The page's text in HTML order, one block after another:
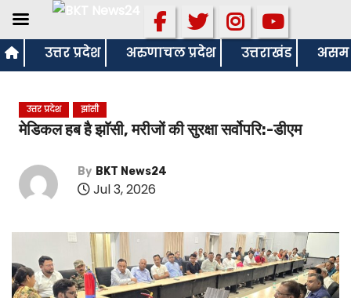
S
k
उत्तर प्रदेश अरुणाचल प्रदेश उत्तराखंड असम
उत्तर प्रदेश झांसी
मेडिकल हब है झाॅसी, मरीजों की सुरक्षा सर्वोपरि:-डीएम
By BKT News24
Jul 3, 2026